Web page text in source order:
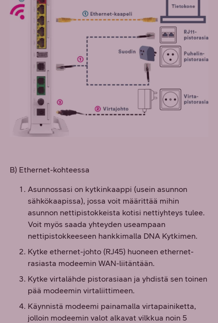
B) Ethernet-kohteessa
Asunnossasi on kytkinkaappi (usein asunnon
sähkökaapissa), jossa voit määrittää mihin
asunnon nettipistokkeista kotisi nettiyhteys tulee.
Voit myös saada yhteyden useampaan
nettipistokkeeseen hankkimalla DNA Kytkimen.
Kytke ethernet-johto (RJ45) huoneen ethernet-
rasiasta modeemin WAN-liitäntään.
Kytke virtalähde pistorasiaan ja yhdistä sen toinen
pää modeemin virtaliittimeen.
Käynnistä modeemi painamalla virtapainiketta,
jolloin modeemin valot alkavat vilkkua noin 5